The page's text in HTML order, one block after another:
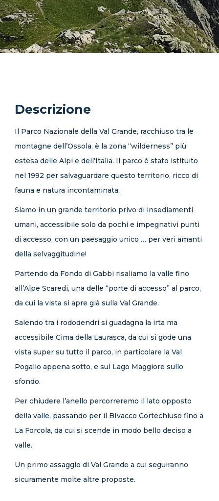
Descrizione
Il Parco Nazionale della Val Grande, racchiuso tra le
montagne dell’Ossola, è la zona “wilderness” più
estesa delle Alpi e dell’Italia. Il parco è stato istituito
nel 1992 per salvaguardare questo territorio, ricco di
fauna e natura incontaminata.
Siamo in un grande territorio privo di insediamenti
umani, accessibile solo da pochi e impegnativi punti
di accesso, con un paesaggio unico … per veri amanti
della selvaggitudine!
Partendo da Fondo di Gabbi risaliamo la valle fino
all’Alpe Scaredi, una delle “porte di accesso” al parco,
da cui la vista si apre già sulla Val Grande.
Salendo tra i rododendri si guadagna la irta ma
accessibile Cima della Laurasca, da cui si gode una
vista super su tutto il parco, in particolare la Val
Pogallo appena sotto, e sul Lago Maggiore sullo
sfondo.
Per chiudere l’anello percorreremo il lato opposto
della valle, passando per il BIvacco Cortechiuso fino a
La Forcola, da cui si scende in modo bello deciso a
valle.
Un primo assaggio di Val Grande a cui seguiranno
sicuramente molte altre proposte.